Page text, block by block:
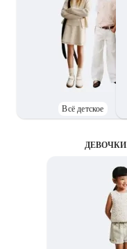
Всё детское
ДЕВОЧКИ